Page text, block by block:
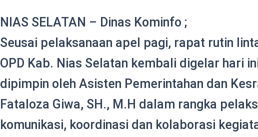
NIAS SELATAN – Dinas Kominfo ;
Seusai pelaksanaan apel pagi, rapat rutin
OPD Kab. Nias Selatan kembali digelar hari
dipimpin oleh Asisten Pemerintahan dan
Fataloza Giwa, SH., M.H dalam rangka
komunikasi, koordinasi dan kolaborasi